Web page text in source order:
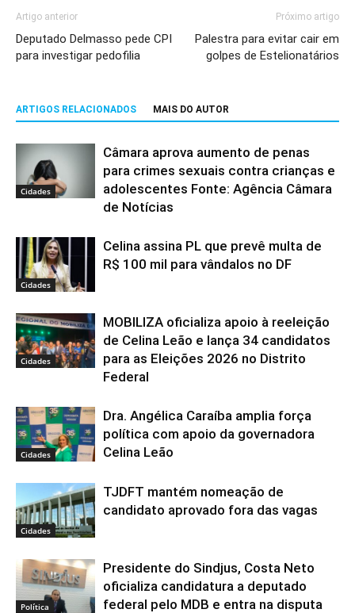
Artigo anterior
Deputado Delmasso pede CPI
para investigar pedofilia
Próximo artigo
Palestra para evitar cair em
golpes de Estelionatários
ARTIGOS RELACIONADOS MAIS DO AUTOR
Cidades
Câmara aprova aumento de penas
para crimes sexuais contra crianças e
adolescentes Fonte: Agência Câmara
de Notícias
Cidades
Celina assina PL que prevê multa de
R$ 100 mil para vândalos no DF
Cidades
MOBILIZA oficializa apoio à reeleição
de Celina Leão e lança 34 candidatos
para as Eleições 2026 no Distrito
Federal
Cidades
Dra. Angélica Caraíba amplia força
política com apoio da governadora
Celina Leão
Cidades
TJDFT mantém nomeação de
candidato aprovado fora das vagas
Política
Presidente do Sindjus, Costa Neto
oficializa candidatura a deputado
federal pelo MDB e entra na disputa